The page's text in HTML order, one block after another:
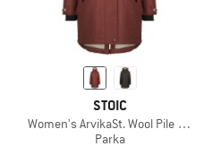
STOIC
Women's ArvikaSt. Wool Pile Parka
Parka